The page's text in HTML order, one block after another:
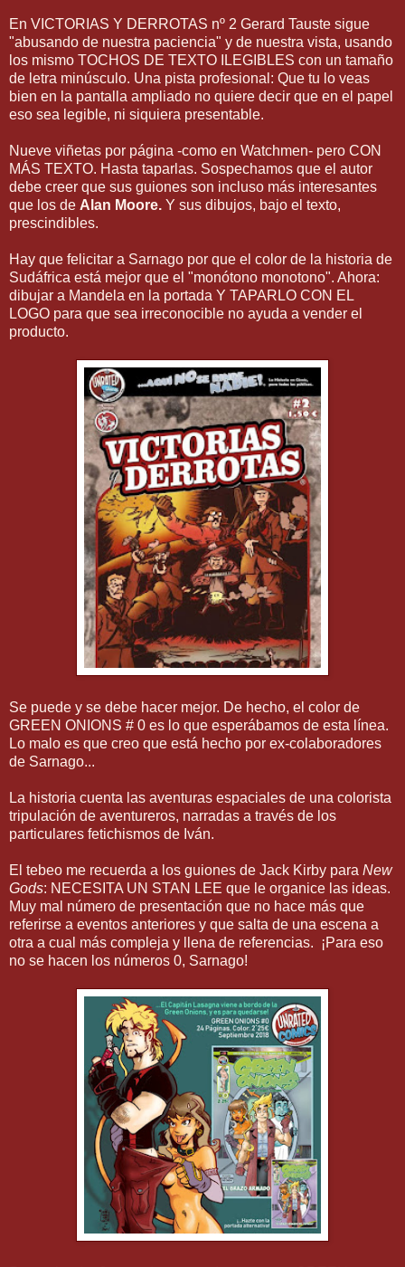
En VICTORIAS Y DERROTAS nº 2 Gerard Tauste sigue
"abusando de nuestra paciencia" y de nuestra vista, usando
los mismo TOCHOS DE TEXTO ILEGIBLES con un tamaño
de letra minúsculo. Una pista profesional: Que tu lo veas
bien en la pantalla ampliado no quiere decir que en el papel
eso sea legible, ni siquiera presentable.
Nueve viñetas por página -como en Watchmen- pero CON
MÁS TEXTO. Hasta taparlas. Sospechamos que el autor
debe creer que sus guiones son incluso más interesantes
que los de Alan Moore. Y sus dibujos, bajo el texto,
prescindibles.
Hay que felicitar a Sarnago por que el color de la historia de
Sudáfrica está mejor que el "monótono monotono". Ahora:
dibujar a Mandela en la portada Y TAPARLO CON EL
LOGO para que sea irreconocible no ayuda a vender el
producto.
Se puede y se debe hacer mejor. De hecho, el color de
GREEN ONIONS # 0 es lo que esperábamos de esta línea.
Lo malo es que creo que está hecho por ex-colaboradores
de Sarnago...
La historia cuenta las aventuras espaciales de una colorista
tripulación de aventureros, narradas a través de los
particulares fetichismos de Iván.
El tebeo me recuerda a los guiones de Jack Kirby para New
Gods: NECESITA UN STAN LEE que le organice las ideas.
Muy mal número de presentación que no hace más que
referirse a eventos anteriores y que salta de una escena a
otra a cual más compleja y llena de referencias. ¡Para eso
no se hacen los números 0, Sarnago!